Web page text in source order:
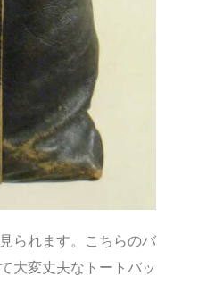
られます。こちらのバ
大変丈夫なトートバッ